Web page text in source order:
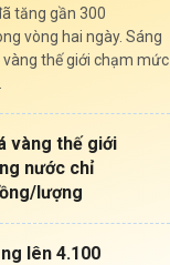
tăng gần 300
vòng hai ngày. Sáng
vàng thế giới chạm mức
vàng thế giới
nước chỉ
lượng
lên 4.100